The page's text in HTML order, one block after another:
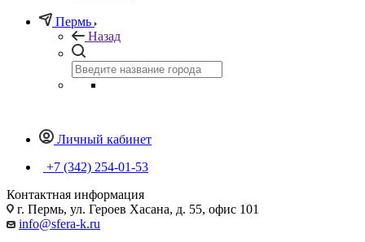
Пермь
Назад
Личный кабинет
+7 (342) 254-01-53
Контактная информация
г. Пермь, ул. Героев Хасана, д. 55, офис 101
info@sfera-k.ru